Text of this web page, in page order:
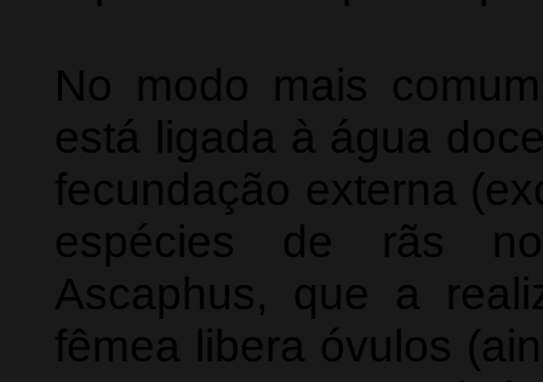
No modo mais
está ligada à água
fecundação externa
espécies de rãs
Ascaphus, que a
fêmea libera óvulos